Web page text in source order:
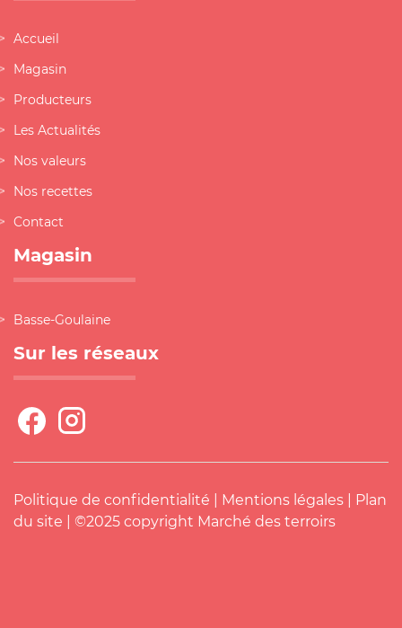
Accueil
Magasin
Producteurs
Les Actualités
Nos valeurs
Nos recettes
Contact
Magasin
Basse-Goulaine
Sur les réseaux
Politique de confidentialité Mentions légales
Plan
du site | ©2025 copyright Marché des terroirs